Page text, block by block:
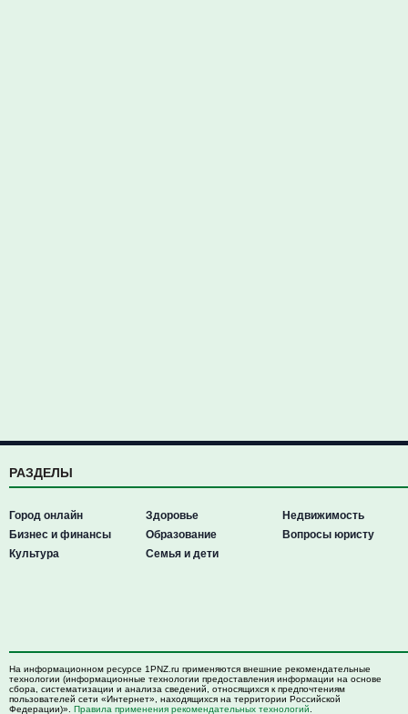
РАЗДЕЛЫ
Город онлайн
Бизнес и финансы
Культура
Здоровье
Образование
Семья и дети
Недвижимость
Вопросы юристу
На информационном ресурсе 1PNZ.ru применяются внешние рекомендательные
технологии (информационные технологии предоставления информации на основе
сбора, систематизации и анализа сведений, относящихся к предпочтениям
пользователей сети «Интернет», находящихся на территории Российской
Федерации)». Правила применения рекомендательных технологий